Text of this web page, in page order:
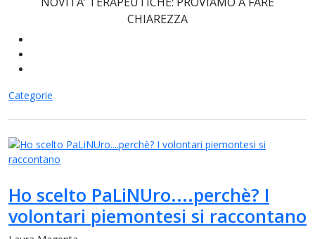
CHIAREZZA
Categorie
Ho scelto PaLiNUro....perchè? I
volontari piemontesi si raccontano